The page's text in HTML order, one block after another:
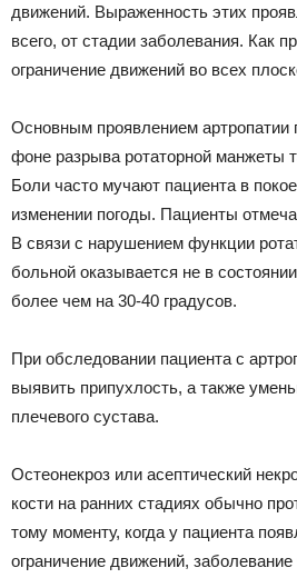
движений. Выраженность этих
всего, от стадии заболевания. Как
ограничение движений во всех
Основным проявлением артропатии
фоне разрыва ротаторной манжеты
Боли часто мучают пациента в
изменении погоды. Пациенты
В связи с нарушением функции
больной оказывается не в
более чем на 30-40 градусов.
При обследовании пациента с
выявить припухлость, а также
плечевого сустава.
Остеонекроз или асептический
кости на ранних стадиях обычно
тому моменту, когда у пациента
ограничение движений,